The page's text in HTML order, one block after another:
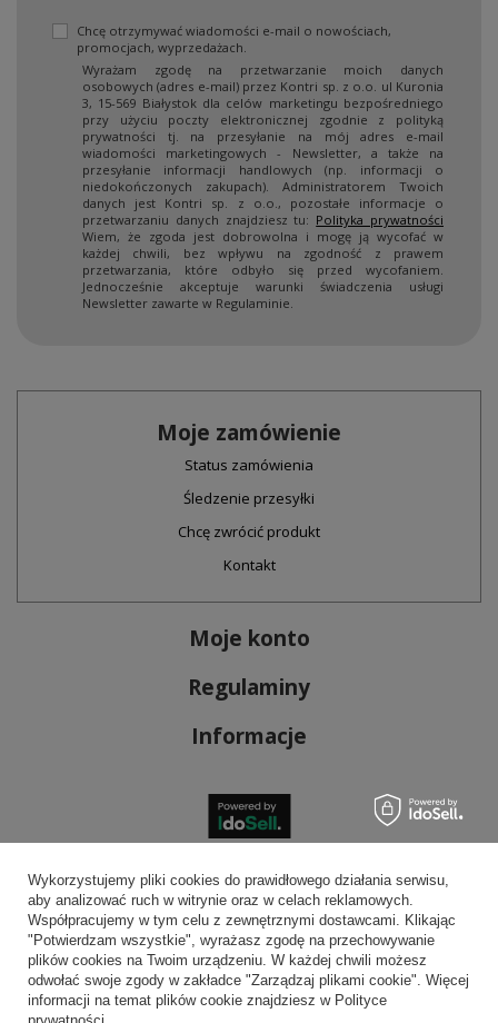
Chcę otrzymywać wiadomości e-mail o nowościach,
promocjach, wyprzedażach.
Wyrażam zgodę na przetwarzanie moich danych
osobowych (adres e-mail) przez Kontri sp. z o.o. ul Kuronia
3, 15-569 Białystok dla celów marketingu bezpośredniego
przy użyciu poczty elektronicznej zgodnie z polityką
prywatności tj. na przesyłanie na mój adres e-mail
wiadomości marketingowych - Newsletter, a także na
przesyłanie informacji handlowych (np. informacji o
niedokończonych zakupach). Administratorem Twoich
danych jest Kontri sp. z o.o., pozostałe informacje o
przetwarzaniu danych znajdziesz tu: Polityka prywatności
Wiem, że zgoda jest dobrowolna i mogę ją wycofać w
każdej chwili, bez wpływu na zgodność z prawem
przetwarzania, które odbyło się przed wycofaniem.
Jednocześnie akceptuje warunki świadczenia usługi
Newsletter zawarte w Regulaminie.
Moje zamówienie
Status zamówienia
Śledzenie przesyłki
Chcę zwrócić produkt
Kontakt
Moje konto
Regulaminy
Informacje
Bezpieczne płatności
Wygodna dostawa
Wykorzystujemy pliki cookies do prawidłowego działania serwisu,
aby analizować ruch w witrynie oraz w celach reklamowych.
Współpracujemy w tym celu z zewnętrznymi dostawcami. Klikając
"Potwierdzam wszystkie", wyrażasz zgodę na przechowywanie
plików cookies na Twoim urządzeniu. W każdej chwili możesz
odwołać swoje zgody w zakładce "Zarządzaj plikami cookie". Więcej
informacji na temat plików cookie znajdziesz w Polityce